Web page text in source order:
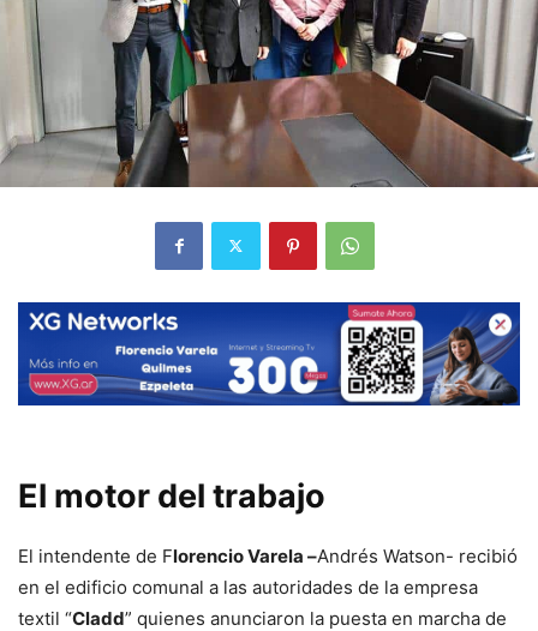
El motor del trabajo
El intendente de Florencio Varela –Andrés Watson- recibió
en el edificio comunal a las autoridades de la empresa
textil “Cladd” quienes anunciaron la puesta en marcha de